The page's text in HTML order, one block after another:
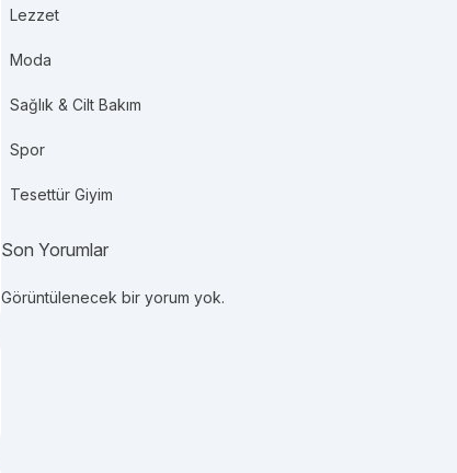
Lezzet
Moda
Sağlık & Cilt Bakım
Spor
Tesettür Giyim
Son Yorumlar
Görüntülenecek bir yorum yok.